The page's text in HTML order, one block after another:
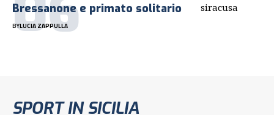
Bressanone e primato solitario
BYLUCIA ZAPPULLA
SPORT IN SICILIA